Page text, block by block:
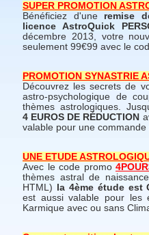
SUPER PROMOTION
Bénéficiez d'une remise
licence AstroQuick
décembre 2013, votre
seulement 99€99 avec le
PROMOTION SYNASTRIE
Découvrez les secrets de
astro-psychologique de
thèmes astrologiques.
4 EUROS DE RÉDUCTION
valable pour une
UNE ETUDE
Avec le code promo
thèmes astral de
HTML)
la 4ème étude est
est aussi valable pour les
Karmique avec ou sans